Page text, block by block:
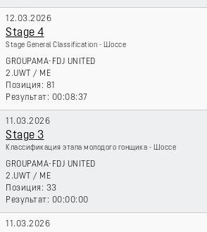
12.03.2026
Stage 4
Stage General Classification - Шоссе
GROUPAMA-FDJ UNITED
2.UWT / ME
81
00:08:37
11.03.2026
Stage 3
Классификация этапа молодого гонщика - Шоссе
GROUPAMA-FDJ UNITED
2.UWT / ME
33
00:00:00
11.03.2026